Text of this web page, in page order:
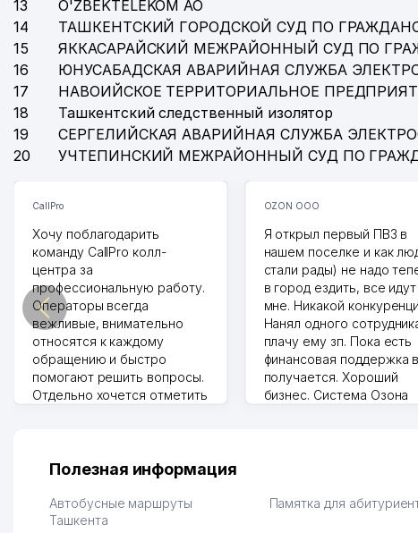
13
O'ZBEKTELEKOM АО
14
ТАШКЕНТСКИЙ ГОРОДСКОЙ СУД ПО
15
ЯККАСАРАЙСКИЙ МЕЖРАЙОННЫЙ СУД ПО
16
ЮНУСАБАДСКАЯ АВАРИЙНАЯ СЛУЖБА
17
НАВОИЙСКОЕ ТЕРРИТОРИАЛЬНОЕ
18
Ташкентский следственный изолятор
19
СЕРГЕЛИЙСКАЯ АВАРИЙНАЯ СЛУЖБА
20
УЧТЕПИНСКИЙ МЕЖРАЙОННЫЙ СУД ПО
CallPro
Хочу поблагодарить
команду CallPro колл-
центра за
профессиональную работу.
Операторы всегда
вежливые, внимательно
относятся к каждому
обращению и быстро
помогают решить вопросы.
Отдельно хочется отметить
их работе значительно
обслуживания клиентов.
Рекомендую этот колл-
OZON ООО
Я открыл первый ПВЗ в
нашем поселке и как
стали рады) не надо
в город ездить, все
мне. Никакой
Нанял одного
плачу ему зп. Пока есть
финансовая поддержка
получается. Хороший
бизнес. Система Озона
тут у нас уже есть ПВЗ.
Полезная информация
Автобусные маршруты
Ташкента
Памятка для